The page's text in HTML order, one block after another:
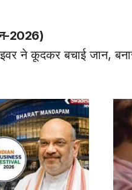
2026)
ने कूदकर बचाई जान,